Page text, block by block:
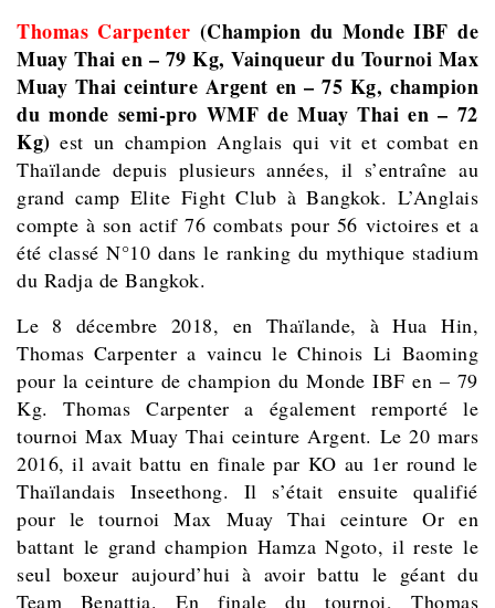
Thomas Carpenter (Champion du Monde IBF de
Muay Thai en – 79 Kg, Vainqueur du Tournoi Max
Muay Thai ceinture Argent en – 75 Kg, champion
du monde semi-pro WMF de Muay Thai en – 72
Kg)est un champion Anglais qui vit et combat en
Thaïlande depuis plusieurs années, il s’entraîne au
grand camp Elite Fight Club à Bangkok. L’Anglais
compte à son actif 76 combats pour 56 victoires et a
été classé N°10 dans le ranking du mythique stadium
du Radja de Bangkok.
Le 8 décembre 2018, en Thaïlande, à Hua Hin,
Thomas Carpenter a vaincu le Chinois Li Baoming
pour la ceinture de champion du Monde IBF en – 79
Kg. Thomas Carpenter a également remporté le
tournoi Max Muay Thai ceinture Argent. Le 20 mars
2016, il avait battu en finale par KO au 1er round le
Thaïlandais Inseethong. Il s’était ensuite qualifié
pour le tournoi Max Muay Thai ceinture Or en
battant le grand champion Hamza Ngoto, il reste le
seul boxeur aujourd’hui à avoir battu le géant du
Team Benattia. En finale du tournoi, Thomas